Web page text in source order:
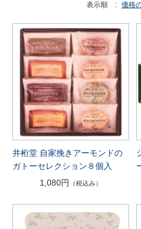
表示順 : 価格
井桁堂 自家挽きアーモンドの
ガトーセレクション８個入
1,080円
（税込み）